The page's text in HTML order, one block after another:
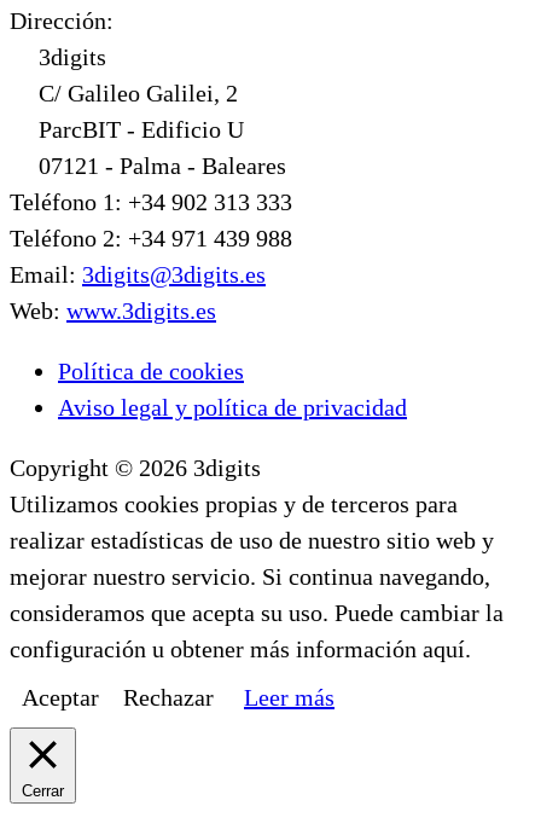
Dirección:
3digits
C/ Galileo Galilei, 2
ParcBIT - Edificio U
07121 - Palma - Baleares
Teléfono 1: +34 902 313 333
Teléfono 2: +34 971 439 988
Email: 3digits@3digits.es
Web: www.3digits.es
Política de cookies
Aviso legal y política de privacidad
Copyright © 2026 3digits
Utilizamos cookies propias y de terceros para
realizar estadísticas de uso de nuestro sitio web y
mejorar nuestro servicio. Si continua navegando,
consideramos que acepta su uso. Puede cambiar la
configuración u obtener más información aquí.
Aceptar
Rechazar Leer más
Cerrar